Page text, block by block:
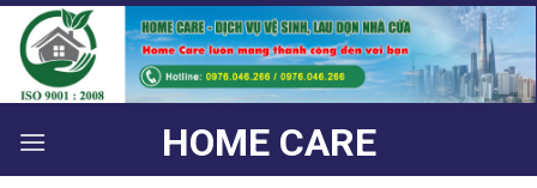
Bỏ
qua
nội
dung
HOME CARE